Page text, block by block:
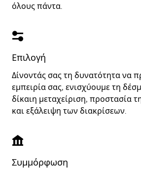
όλους πάντα.
Επιλογή
Δίνοντάς σας τη δυνατότητα να
εμπειρία σας, ενισχύουμε τη
δίκαιη μεταχείριση, προστασία
και εξάλειψη των διακρίσεων.
Συμμόρφωση